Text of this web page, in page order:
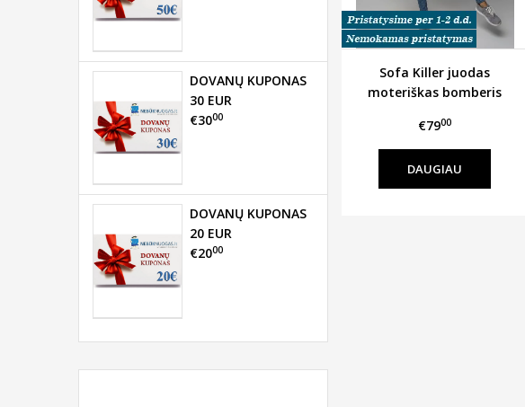
Sofa Killer juodas
moteriškas bomberis
€7900
DAUGIAU
DOVANŲ KUPONAS
30 EUR
€3000
DOVANŲ KUPONAS
20 EUR
€2000